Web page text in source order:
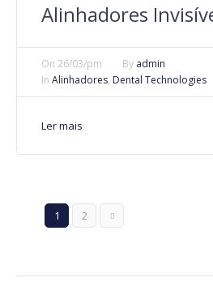
Alinhadores
On 26/03/pm By admin
In Alinhadores, Dental Technologies
Ler mais
1 2